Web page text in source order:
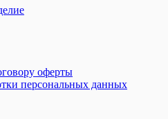
оферты
персональных данных